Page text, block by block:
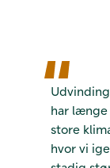
har
store
hvor vi